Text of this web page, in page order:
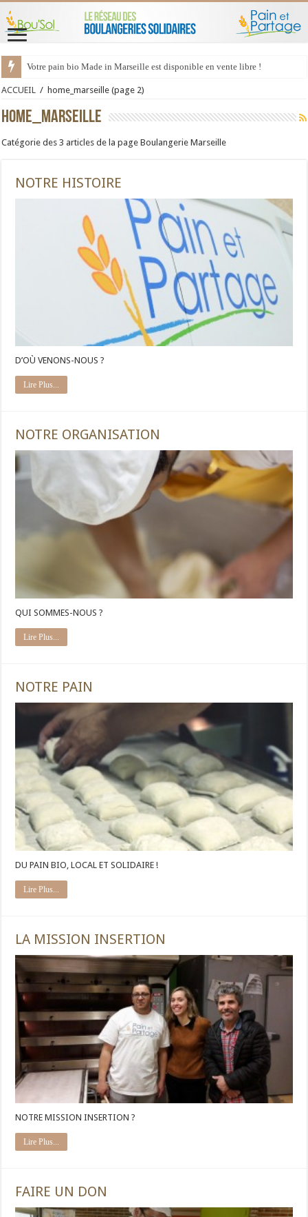
Votre pain bio Made in Marseille est disponible en vente libre !
Quartiers d’été – Les boulangeries Marseillaises reçoivent du monde cet
ACCUEIL / home_marseille (page 2)
home_marseille
Catégorie des 3 articles de la page Boulangerie Marseille
NOTRE HISTOIRE
D’OÙ VENONS-NOUS ?
Lire Plus...
NOTRE ORGANISATION
QUI SOMMES-NOUS ?
Lire Plus...
NOTRE PAIN
DU PAIN BIO, LOCAL ET SOLIDAIRE !
Lire Plus...
LA MISSION INSERTION
NOTRE MISSION INSERTION ?
Lire Plus...
FAIRE UN DON